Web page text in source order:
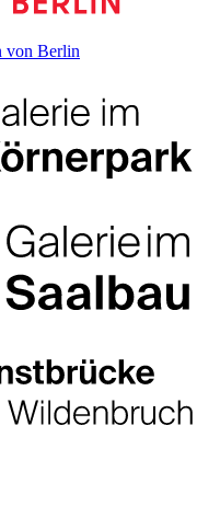
Berlin